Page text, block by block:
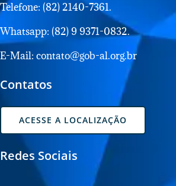
Telefone: (82) 2140-7361.
Whatsapp: (82) 9 9371-0832.
E-Mail: contato@gob-al.org.br
Contatos
ACESSE A LOCALIZAÇÃO
Redes Sociais